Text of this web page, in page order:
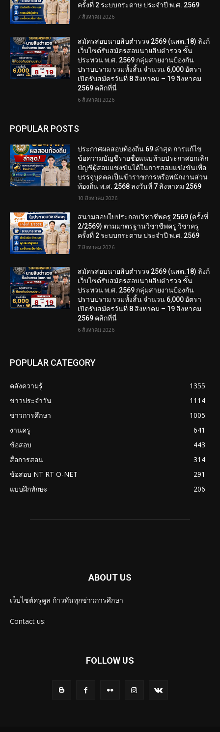
ครั้งที่ 2 ระบบกระดาษ ประจำปี พ.ศ. 2569
7 สิงหาคม 2026
สมัครสอบนายสิบตำรวจ 2569 (นสต.18) ลิงก์
เว็บไซต์รับสมัครสอบนายสิบตำรวจ ชั้น
ประทวน พ.ศ. 2569 กลุ่มสายงานป้องกัน
ปราบปราม รวมทั้งสิ้น จำนวน 6,000 อัตรา
เปิดรับสมัครวันที่ 8 สิงหาคม – 19 สิงหาคม
2569 คลิกที่นี่
6 สิงหาคม 2026
POPULAR POSTS
ประกาศผลสอบท้องถิ่น 69 ล่าสุด การแก้ไข
ข้อความบัญชีรายชื่อแนบท้ายประกาศยกเลิก
บัญชีผู้สอบแข่งขันได้ในการสอบแข่งขันเพื่อ
บรรจุบุคคลเป็นข้าราชการหรือพนักงานส่วน
ท้องถิ่น พ.ศ. 2568 ลงวันที่ 7 สิงหาคม 2569
10 สิงหาคม 2026
สนามสอบใบประกอบวิชาชีพครู 2569 (ครั้งที่
2/2569) ตามมาตรฐานวิชาชีพครู วิชาครู
ครั้งที่ 2 ระบบกระดาษ ประจำปี พ.ศ. 2569
7 สิงหาคม 2026
สมัครสอบนายสิบตำรวจ 2569 (นสต.18) ลิงก์
เว็บไซต์รับสมัครสอบนายสิบตำรวจ ชั้น
ประทวน พ.ศ. 2569 กลุ่มสายงานป้องกัน
ปราบปราม รวมทั้งสิ้น จำนวน 6,000 อัตรา
เปิดรับสมัครวันที่ 8 สิงหาคม – 19 สิงหาคม
2569 คลิกที่นี่
6 สิงหาคม 2026
POPULAR CATEGORY
คลังความรู้
1355
ข่าวประจำวัน
1114
ข่าวการศึกษา
1005
งานครู
641
ข้อสอบ
443
สื่อการสอน
314
ข้อสอบ NT RT O-NET
291
แบบฝึกทักษะ
206
ABOUT US
เว็บไซต์ครูคูล ก้าวทันทุกข่าวการศึกษา
Contact us:
FOLLOW US